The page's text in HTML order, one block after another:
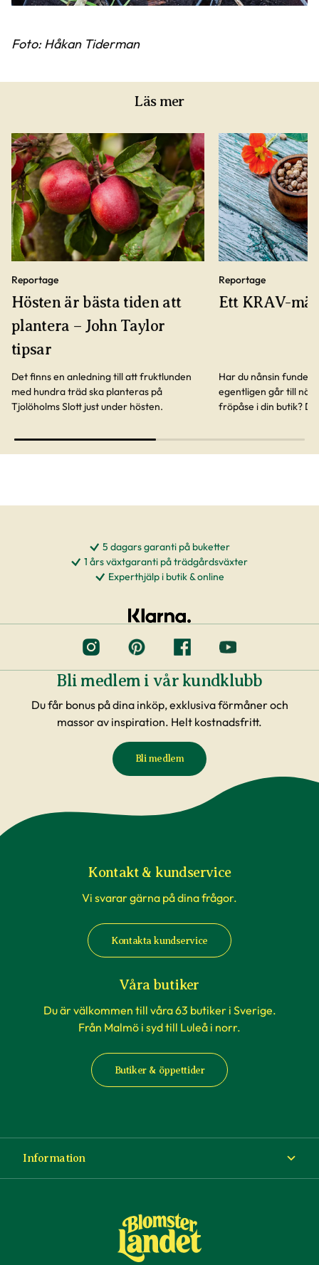
Foto: Håkan Tiderman
Läs mer
Reportage
Hösten är bästa tiden att
plantera – John Taylor
tipsar
Det finns en anledning till att fruktlunden
med hundra träd ska planteras på
Tjolöholms Slott just under hösten.
Reportage
Ett KRAV-
Har du nånsin
egentligen går till när
fröpåse i din butik?
KRAV-märkta och
5 dagars garanti på buketter
1 års växtgaranti på trädgårdsväxter
Experthjälp i butik & online
Bli medlem i vår kundklubb
Du får bonus på dina inköp, exklusiva förmåner och
massor av inspiration. Helt kostnadsfritt.
Bli medlem
Kontakt & kundservice
Vi svarar gärna på dina frågor.
Kontakta kundservice
Våra butiker
Du är välkommen till våra 63 butiker i Sverige.
Från Malmö i syd till Luleå i norr.
Butiker & öppettider
Information
Köp- och leveransvillkor